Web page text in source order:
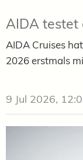
AIDA testet
AIDA Cruises
2026 erstmals
9 Jul 2026,